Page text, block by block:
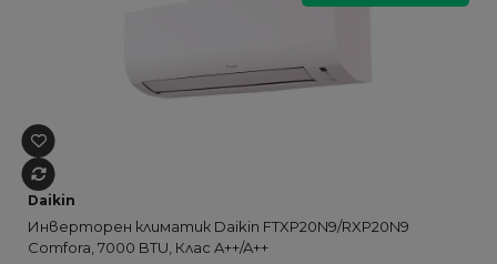
Daikin
Инверторен климатик Daikin FTXP20N9/RXP20N9
Comfora, 7000 BTU, Клас A++/A++